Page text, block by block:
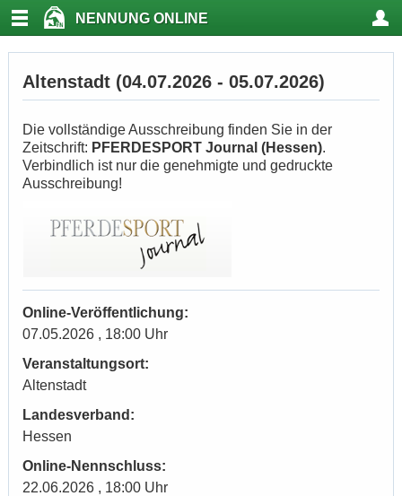
NENNUNG ONLINE
Altenstadt (04.07.2026 - 05.07.2026)
Die vollständige Ausschreibung finden Sie in der
Zeitschrift: PFERDESPORT Journal (Hessen).
Verbindlich ist nur die genehmigte und gedruckte
Ausschreibung!
Online-Veröffentlichung:
07.05.2026 , 18:00 Uhr
Veranstaltungsort:
Altenstadt
Landesverband:
Hessen
Online-Nennschluss:
22.06.2026 , 18:00 Uhr